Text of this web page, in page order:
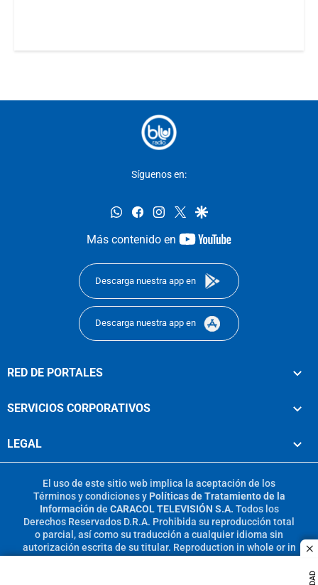
Síguenos en:
whatsappfacebookinstagram
twittergoogle
Más contenido en
youtube-
Descarga nuestra app en
Descarga nuestra app en
RED DE PORTALES
SERVICIOS CORPORATIVOS
LEGAL
El uso de este sitio web implica la aceptación de los
Términos y condicionesy Políticas de Tratamiento de la
Información de CARACOL TELEVISIÓN S.A. Todos los
Derechos Reservados D.R.A. Prohibida su reproducción total
o parcial, así como su traducción a cualquier idioma sin
autorización escrita de su titular. Reproduction in whole or in